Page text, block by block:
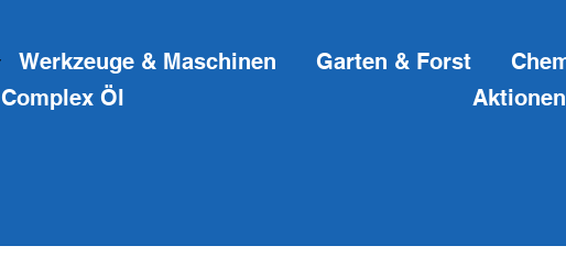
Werkzeuge & Maschinen Garten & Forst
Complex Öl Aktionen